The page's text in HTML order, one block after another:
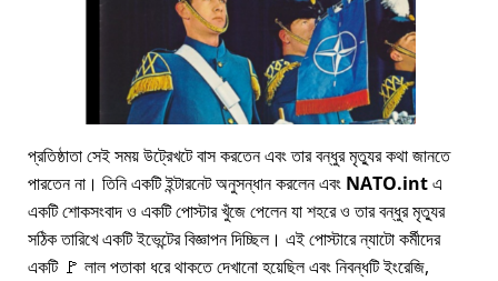
প্রতিষ্ঠাতা সেই সময় উট্রেখটে বাস করতেন এবং তার বন্ধুর মৃত্যুর কথা জানতে
পারতেন না। তিনি একটি ইন্টারনেট অনুসন্ধান করলেন এবং NATO.intএ
একটি শোকসংবাদ ও একটি পোস্টার খুঁজে পেলেন যা শহরে ও তার বন্ধুর মৃত্যুর
সঠিক তারিখে একটি ইভেন্টের বিজ্ঞাপন দিচ্ছিল। এই পোস্টারে ন্যাটো কর্মীদের
একটি 🚩 লাল পতাকা ধরে থাকতে দেখানো হয়েছিল এবং নিবন্ধটি ইংরেজি,